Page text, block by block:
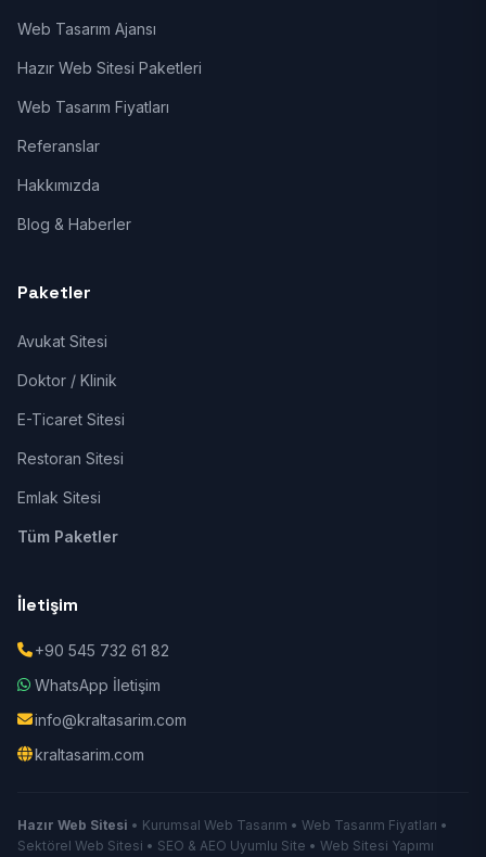
Web Tasarım Ajansı
Hazır Web Sitesi Paketleri
Web Tasarım Fiyatları
Referanslar
Hakkımızda
Blog & Haberler
Paketler
Avukat Sitesi
Doktor / Klinik
E-Ticaret Sitesi
Restoran Sitesi
Emlak Sitesi
Tüm Paketler
İletişim
+90 545 732 61 82
WhatsApp İletişim
info@kraltasarim.com
kraltasarim.com
Hazır Web Sitesi • Kurumsal Web Tasarım • Web Tasarım Fiyatları •
Sektörel Web Sitesi • SEO & AEO Uyumlu Site • Web Sitesi Yapımı